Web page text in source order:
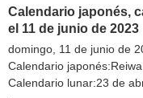
Calendario japonés,
el 11 de junio de 2023
domingo, 11 de junio de
Calendario
Calendario lunar:23 de